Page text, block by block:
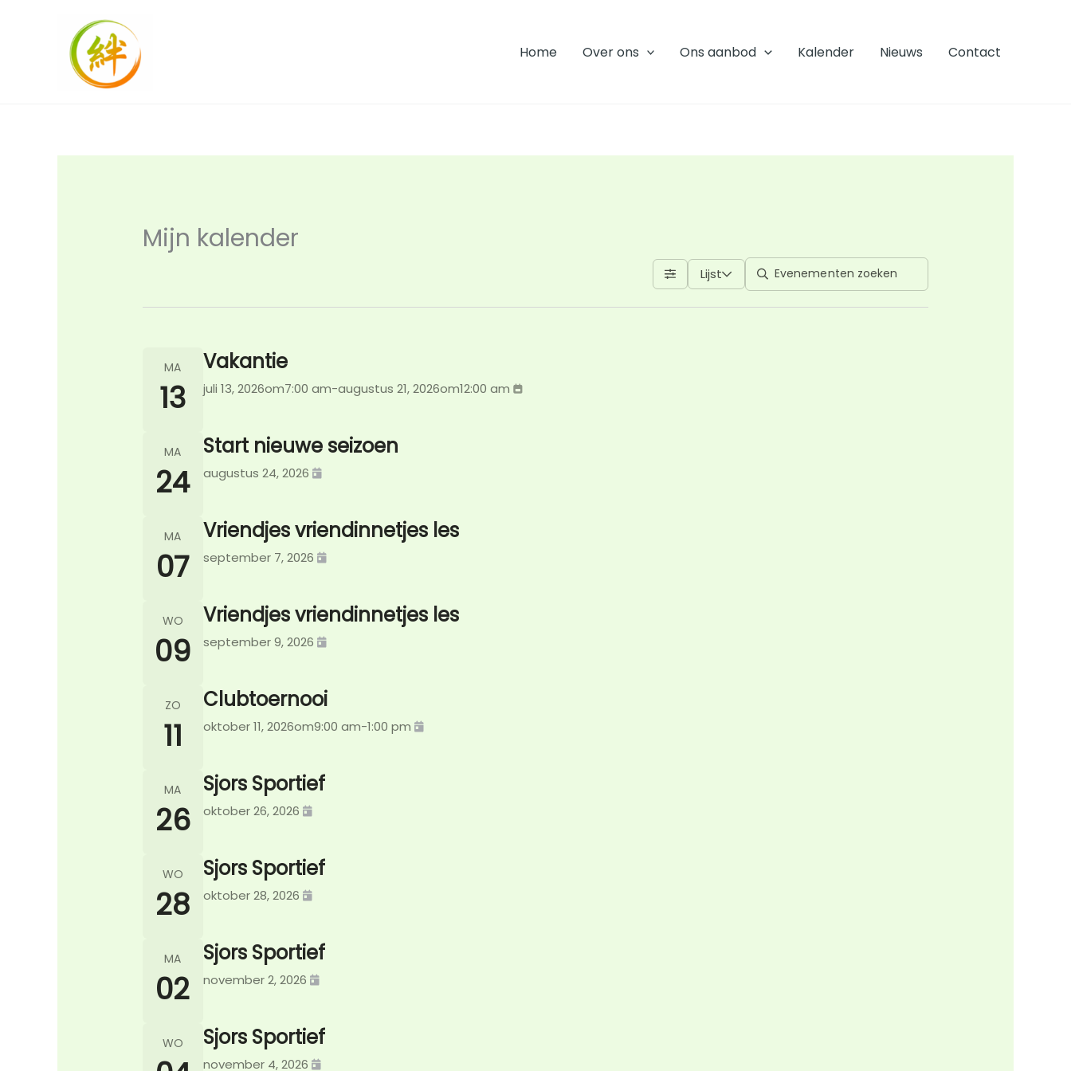
Home Over ons Ons aanbod Kalender Nieuws Contact
Mijn kalender
Lijst
MA
13
Vakantie
juli 13, 2026om7:00 am-augustus 21, 2026om12:00 am
MA
24
Start nieuwe seizoen
augustus 24, 2026
MA
07
Vriendjes vriendinnetjes les
september 7, 2026
WO
09
Vriendjes vriendinnetjes les
september 9, 2026
ZO
11
Clubtoernooi
oktober 11, 2026om9:00 am-1:00 pm
MA
26
Sjors Sportief
oktober 26, 2026
WO
28
Sjors Sportief
oktober 28, 2026
MA
02
Sjors Sportief
november 2, 2026
WO Sjors Sportief
november 4, 2026